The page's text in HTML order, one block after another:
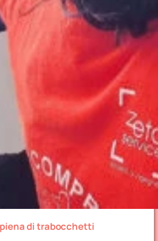
di trabocchetti